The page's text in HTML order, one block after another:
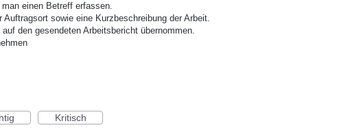
einen Betreff erfassen.
Auftragsort sowie eine Kurzbeschreibung der Arbeit.
den gesendeten Arbeitsbericht übernommen.
Kritisch